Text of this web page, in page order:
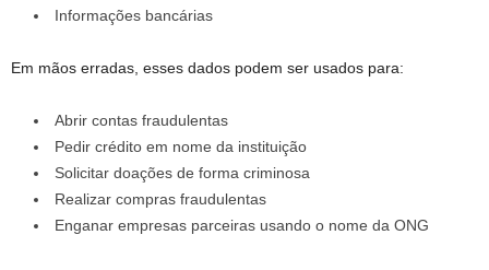
Informações bancárias
Em mãos erradas, esses dados podem ser usados para:
Abrir contas fraudulentas
Pedir crédito em nome da instituição
Solicitar doações de forma criminosa
Realizar compras fraudulentas
Enganar empresas parceiras usando o nome da ONG